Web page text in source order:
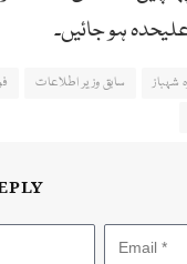
ہو جائیں۔
شہباز سابق وزیر اطلاعات